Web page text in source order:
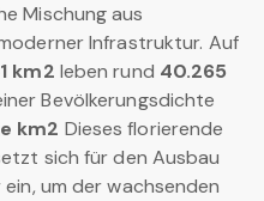
Mischung aus
Infrastruktur. Auf
km2 leben rund 40.265
Bevölkerungsdichte
km2 Dieses florierende
sich für den Ausbau
um der wachsenden